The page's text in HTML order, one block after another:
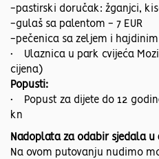
-pastirski doručak: žganjci,
-gulaš sa palentom - 7 EUR
-pečenica sa zeljem i hajdinim
• Ulaznica u park cvijeća
cijena)
Popusti:
• Popust za dijete do 12
kn
Nadoplata za odabir sjedala u
Na ovom putovanju nudimo